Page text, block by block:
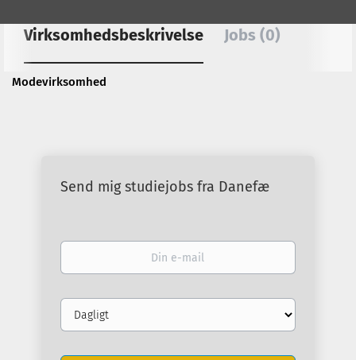
Virksomhedsbeskrivelse Jobs (0)
Modevirksomhed
Send mig studiejobs fra Danefæ
Din
Email
frequency